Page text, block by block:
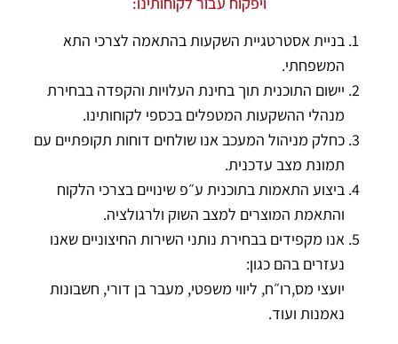
בניית אסטרטגיית השקעות בהתאמה לצרכי התא
המשפחתי.
יישום התוכנית תוך בחינת העלויות והקפדה בבחירת
מנהלי ההשקעות המטפלים בכספי לקוחותינו.
כחלק מניהול המעכב אנו שולחים דוחות תקופתיים עם
תמונת מצב עדכנית.
ביצוע התאמות בתוכנית ע״פ שינויים בצרכי הלקוח
והתאמת המוצרים למצב השוק ולרגולציה.
אנו מקפידים בבחירת נותני השירות החיצוניים שאנו
נעזרים בהם כגון:
יועצי מס,רו״ח, ליווי משפטי, מעבר בן דורי, חשבונות
נאמנות ועוד.